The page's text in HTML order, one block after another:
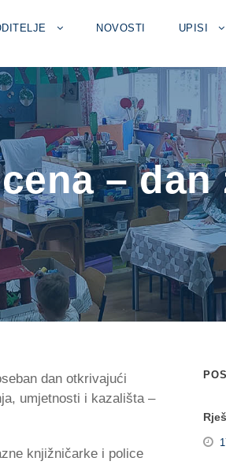
NOVOSTI UPISI
– dan
dan otkrivajući
umjetnosti i kazališta –
knjižničarke i police